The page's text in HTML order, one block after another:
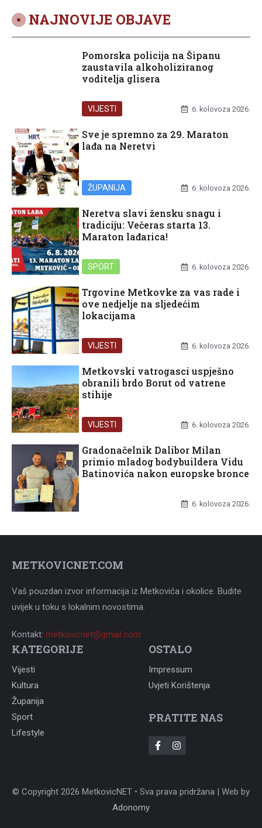
NAJNOVIJE OBJAVE
Pomorska policija na Šipanu
zaustavila alkoholiziranog
voditelja glisera
VIJESTI 6. kolovoza 2026.
Sve je spremno za 29. Maraton
lađa na Neretvi
ŽUPANIJA 6. kolovoza 2026.
Neretva slavi žensku snagu i
tradiciju: Večeras starta 13.
Maraton lađarica!
SPORT 6. kolovoza 2026.
Trgovine Metkovke za vas rade i
ove nedjelje na sljedećim
lokacijama
VIJESTI 6. kolovoza 2026.
Metkovski vatrogasci uspješno
obranili brdo Borut od vatrene
stihije
VIJESTI 6. kolovoza 2026.
Gradonačelnik Dalibor Milan
primio mladog bodybuildera Vidu
Batinovića nakon europske bronce
6. kolovoza 2026.
METKOVICNET.COM
Vaš pouzdan izvor informacija iz Metkovića i okolice. Budite
uvijek u toku s lokalnim novostima.
Kontakt: metkovicnet@gmail.com
KATEGORIJE
Vijesti
Kultura
Županija
Sport
Lifestyle
OSTALO
Impressum
Uvjeti Korištenja
PRATITE NAS
© Copyright 2026 MetkovicNET • Sva prava pridržana | Web by
Adonomy